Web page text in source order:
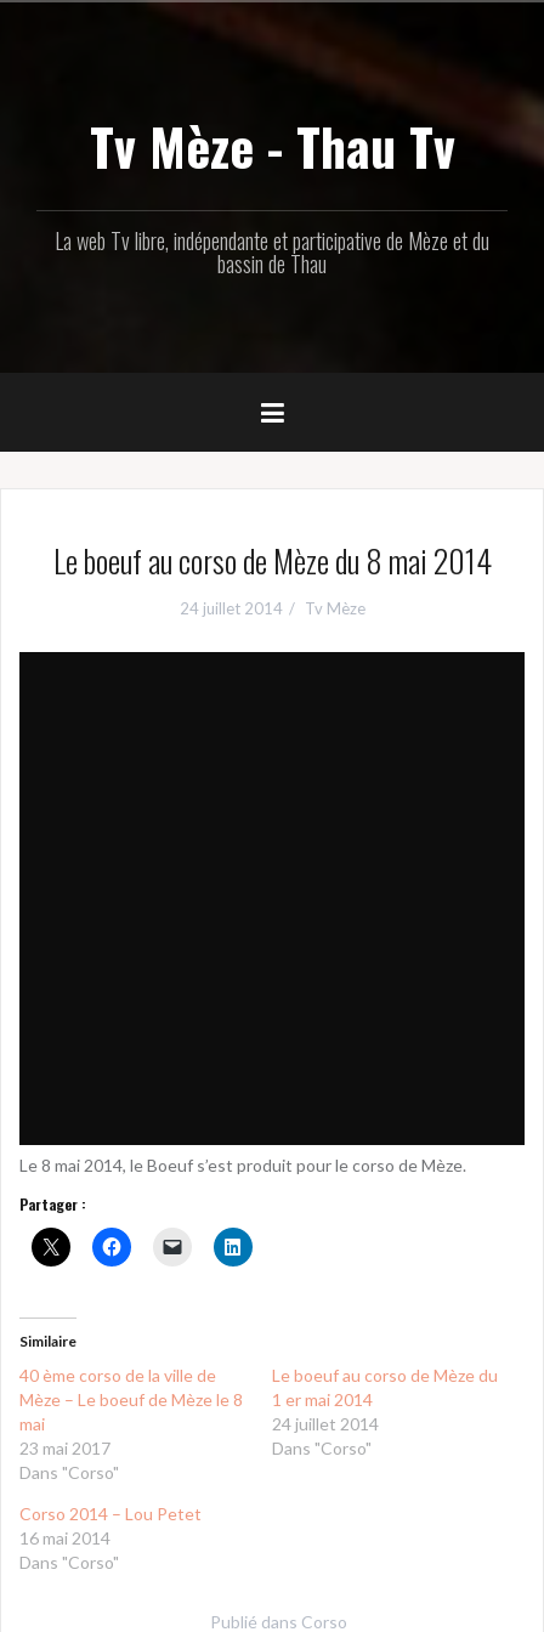
Tv Mèze - Thau Tv
La web Tv libre, indépendante et participative de Mèze et du
bassin de Thau
Le boeuf au corso de Mèze du 8 mai 2014
24 juillet 2014 Tv Mèze
Le 8 mai 2014, le Boeuf s’est produit pour le corso de Mèze.
Partager :
Similaire
40 ème corso de la ville de
Mèze – Le boeuf de Mèze le 8
mai
23 mai 2017
Dans "Corso"
Le boeuf au corso de Mèze du
1 er mai 2014
24 juillet 2014
Dans "Corso"
Corso 2014 – Lou Petet
16 mai 2014
Dans "Corso"
Publié dans Corso